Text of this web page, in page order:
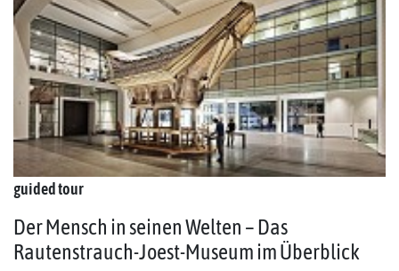
guided tour
Der Mensch in seinen Welten – Das
Rautenstrauch-Joest-Museum im Überblick